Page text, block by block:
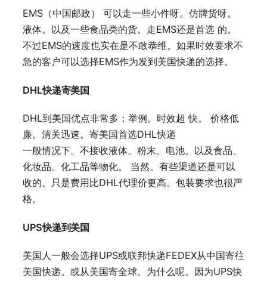
EMS（中国邮政） 可以走一些小件呀。仿牌货呀。
液体。以及一些食品类的货。走EMS还是首选 的。
不过EMS的速度也实在是不敢恭维。如果时效要求不
急的客户可以选择EMS作为发到美国快递的选择。
DHL快递寄美国
DHL到美国优点非常多：举例。时效超 快。 价格低
廉。清关迅速。寄美国首选DHL快递
一般情况下。不接收液体。粉末。电池。以及食品。
化妆品。化工品等物化。 当然。有些渠道还是可以
收的。只是费用比DHL代理价更高。包装要求也很严
格。
UPS快递到美国
美国人一般会选择UPS或联邦快递FEDEX从中国寄往
美国快递。或从美国寄全球。为什么呢。因为UPS快